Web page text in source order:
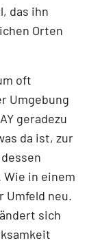
das ihn
Orten
oft
Umgebung
geradezu
da ist, zur
in einem
Umfeld neu.
sich